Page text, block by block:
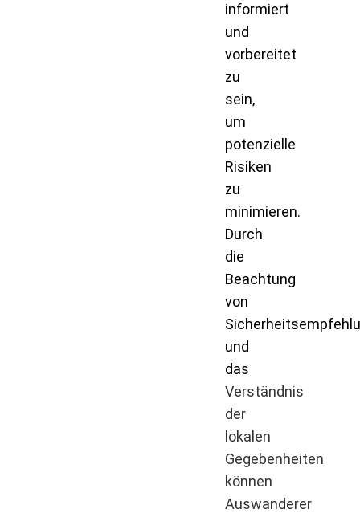
informiert
und
vorbereitet
zu
sein,
um
potenzielle
Risiken
zu
minimieren.
Durch
die
Beachtung
von
und
das
Verständnis
der
lokalen
Gegebenheiten
können
Auswanderer